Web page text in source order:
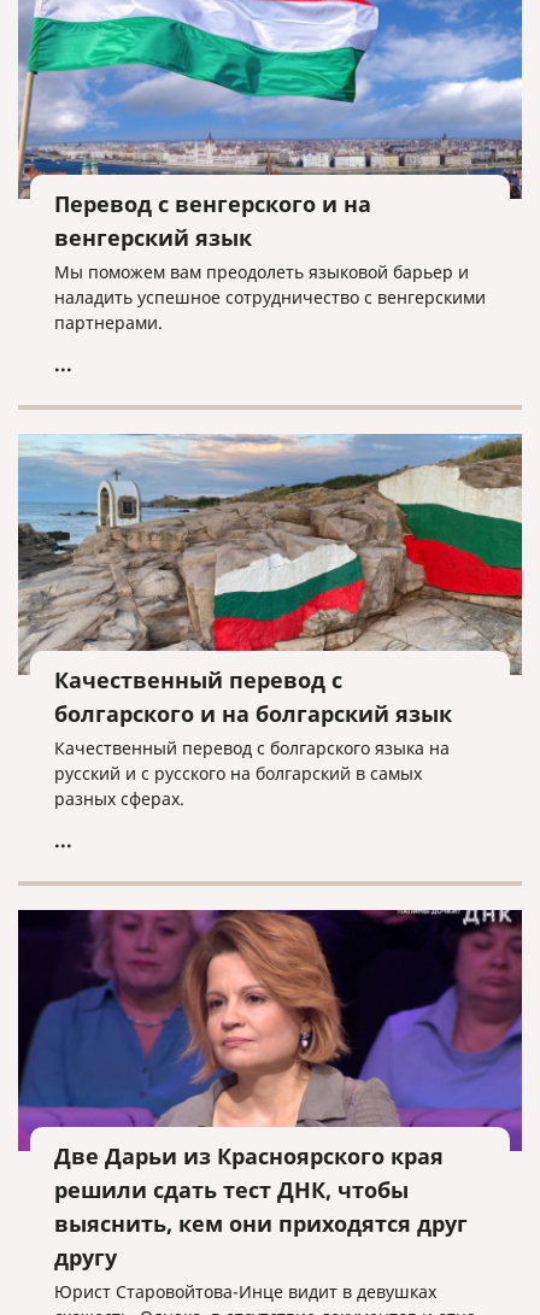
Перевод с венгерского и на
венгерский язык
Мы поможем вам преодолеть языковой барьер и
наладить успешное сотрудничество с венгерскими
партнерами.
...
Качественный перевод с
болгарского и на болгарский язык
Качественный перевод с болгарского языка на
русский и с русского на болгарский в самых
разных сферах.
...
Две Дарьи из Красноярского края
решили сдать тест ДНК, чтобы
выяснить, кем они приходятся друг
другу
Юрист Старовойтова-Инце видит в девушках